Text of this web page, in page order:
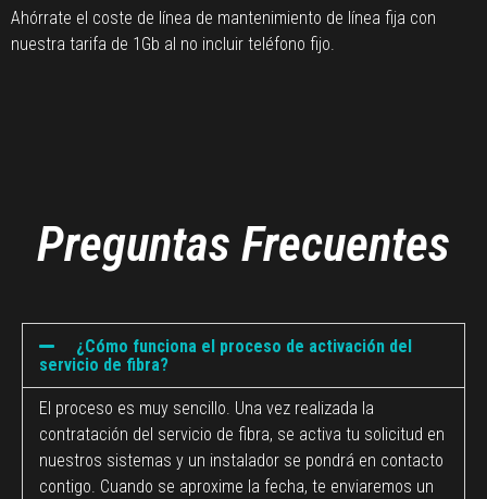
Ahórrate el coste de línea de mantenimiento de línea fija con
nuestra tarifa de 1Gb al no incluir teléfono fijo.
Preguntas Frecuentes
¿Cómo funciona el proceso de activación del
servicio de fibra?
El proceso es muy sencillo. Una vez realizada la
contratación del servicio de fibra, se activa tu solicitud en
nuestros sistemas y un instalador se pondrá en contacto
contigo. Cuando se aproxime la fecha, te enviaremos un